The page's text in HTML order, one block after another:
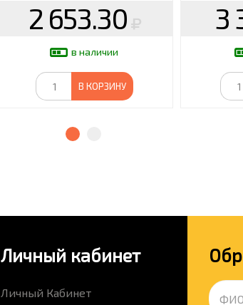
2 653.30
в наличии
В КОРЗИНУ
3
Личный кабинет
Личный Кабинет